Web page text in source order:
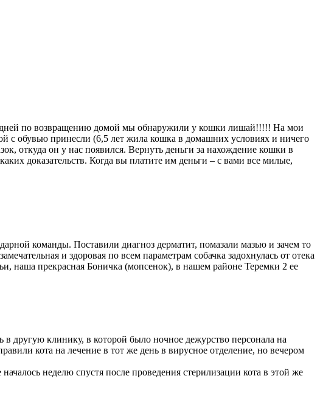
дней по возвращению домой мы обнаружили у кошки лишай!!!!! На мои
с обувью принесли (6,5 лет жила кошка в домашних условиях и ничего
откуда он у нас появился. Вернуть деньги за нахождение кошки в
доказательств. Когда вы платите им деньги – с вами все милые,
команды. Поставили диагноз дерматит, помазали мазью и зачем то
и здоровая по всем параметрам собачка задохнулась от отека
наша прекрасная Боничка (мопсенок), в нашем районе Теремки 2 ее
в другую клинику, в которой было ночное дежурство персонала на
кота на лечение в тот же день в вирусное отделение, но вечером
неделю спустя после проведения стерилизации кота в этой же